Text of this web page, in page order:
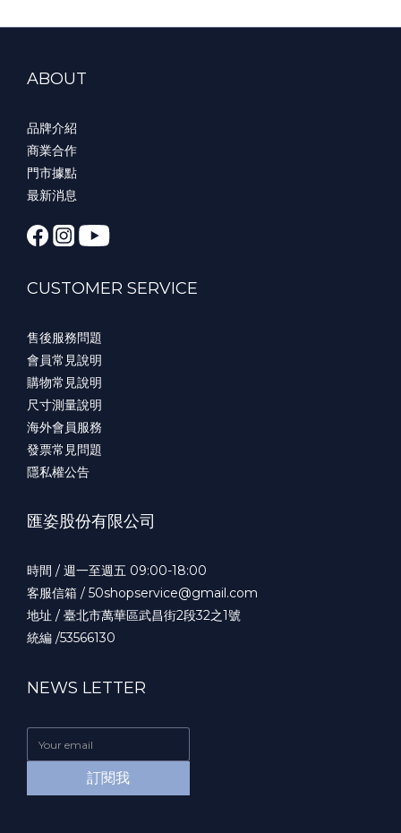
ABOUT
品牌介紹
商業合作
門市據點
最新消息
CUSTOMER SERVICE
售後服務問題
會員常見說明
購物常見說明
尺寸測量說明
海外會員服務
發票常見問題
隱私權公告
匯姿股份有限公司
時間 / 週一至週五 09:00-18:00
客服信箱 / 50shopservice@gmail.com
地址 / 臺北市萬華區武昌街2段32之1號
統編 /53566130
NEWS LETTER
訂閱我